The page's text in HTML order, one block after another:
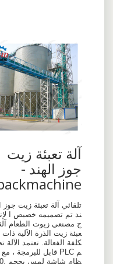
آلة تعبئة زيت
جوز الهند -
Npackmachine
تلقائي آلة تعبئة زيت جوز اله
ند تم تصميمه خصيص ا لإنتا
ج مصنعي زيوت الطعام آلة ت
عبئة زيت الذرة الآلية ذات الت
كلفة الفعالة. تعتمد الآلة تحك
م PLC قابل للبرمجة ، مع ن
ظام شاشة لمس بحجم 10.